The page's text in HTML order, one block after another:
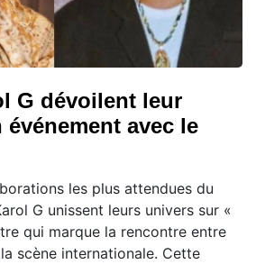
G dévoilent leur
avec le
les plus attendues du
G unissent leurs univers sur «
qui marque la rencontre entre
scène internationale. Cette